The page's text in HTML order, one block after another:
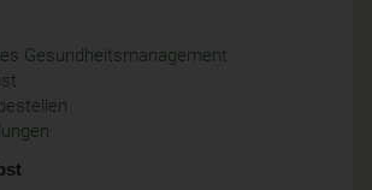
Gesundheitsmanagement